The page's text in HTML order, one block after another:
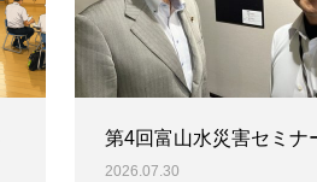
第4回富山水災害セミナ
2026.07.30